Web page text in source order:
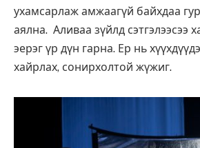
ухамсарлаж амжаагүй байхдаа
аялна. Аливаа зүйлд сэтгэлээсээ
эерэг үр дүн гарна. Ер нь
хайрлах, сонирхолтой жүжиг.